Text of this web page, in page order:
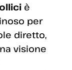
è
per
diretto,
visione